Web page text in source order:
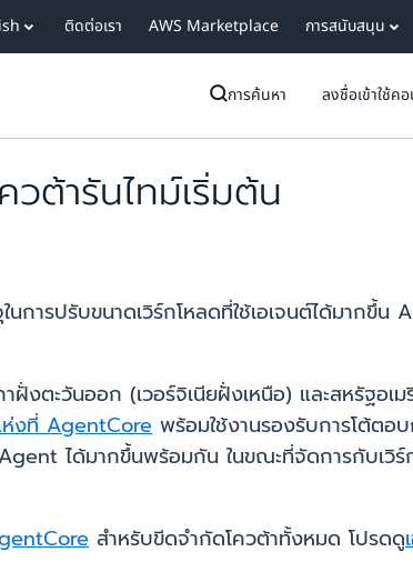
ติดต่อเรา AWS Marketplace การสนับสนุน
การค้นหา ลงชื่อเข้าใช้ค
ต้ารันไทม์เริ่มต้น
ารปรับขนาดเวิร์กโหลดที่ใช้เอเจนต์ได้มากขึ้น
งตะวันออก (เวอร์จิเนียฝั่งเหนือ) และสหรัฐอเ
งที่ AgentCore พร้อมใช้งานรองรับการโต้ตอ
ได้มากขึ้นพร้อมกัน ในขณะที่จัดการกับเวิร์
สำหรับขีดจำกัดโควต้าทั้งหมด โปรดดู